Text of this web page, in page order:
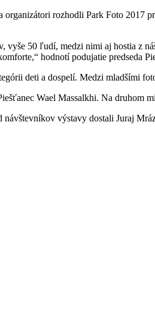
organizátori rozhodli Park Foto 2017
vyše 50 ľudí, medzi nimi aj hostia z
hodnotí podujatie predseda
deti a dospelí. Medzi mladšími
Wael Massalkhi. Na druhom
výstavy dostali Juraj